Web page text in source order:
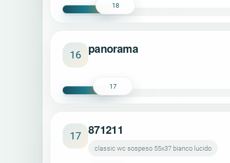
18
16 panorama
17
17 871211
classic wc sospeso 55x37 bianco lucido